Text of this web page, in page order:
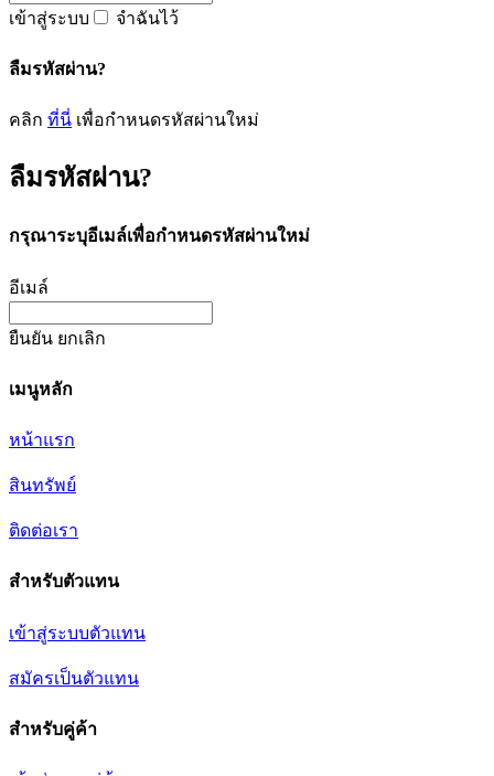
เข้าสู่ระบบ จำฉันไว้
ลืมรหัสผ่าน?
คลิก ที่นี่ เพื่อกำหนดรหัสผ่านใหม่
ลืมรหัสผ่าน?
กรุณาระบุอีเมล์เพื่อกำหนดรหัสผ่านใหม่
อีเมล์
ยืนยัน ยกเลิก
เมนูหลัก
หน้าแรก
สินทรัพย์
ติดต่อเรา
สำหรับตัวแทน
เข้าสู่ระบบตัวแทน
สมัครเป็นตัวแทน
สำหรับคู่ค้า